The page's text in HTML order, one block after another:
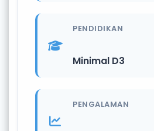
PENDIDIKAN
Minimal D3
PENGALAMAN